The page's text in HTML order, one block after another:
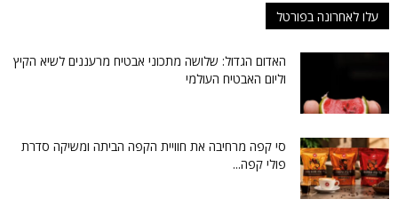
עלו לאחרונה בפורטל
האדום הגדול: שלושה מתכוני אבטיח מרעננים לשיא הקיץ
וליום האבטיח העולמי
סי קפה מרחיבה את חוויית הקפה הביתה ומשיקה סדרת
פולי קפה...